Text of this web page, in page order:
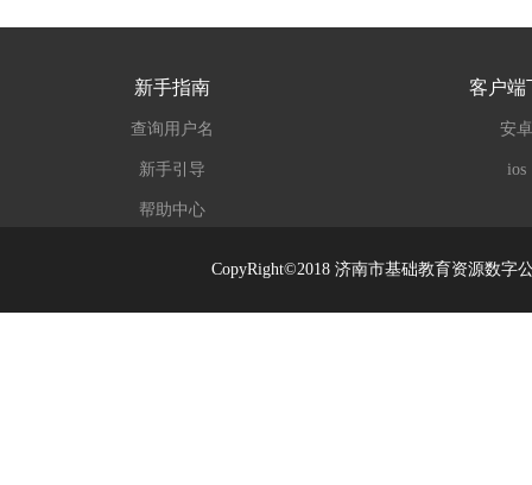
新手指南 客户端
查询用户名 安卓
新手引导 ios
帮助中心
CopyRight©2018 济南市基础教育资源数